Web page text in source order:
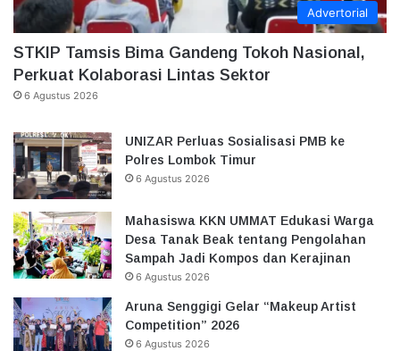
Advertorial
STKIP Tamsis Bima Gandeng Tokoh Nasional,
Perkuat Kolaborasi Lintas Sektor
6 Agustus 2026
UNIZAR Perluas Sosialisasi PMB ke
Polres Lombok Timur
6 Agustus 2026
Mahasiswa KKN UMMAT Edukasi Warga
Desa Tanak Beak tentang Pengolahan
Sampah Jadi Kompos dan Kerajinan
6 Agustus 2026
Aruna Senggigi Gelar “Makeup Artist
Competition” 2026
6 Agustus 2026